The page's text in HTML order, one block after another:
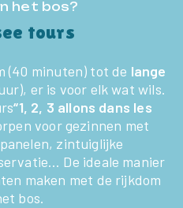
VENDÉE
het bos?
tours
(40 minuten) tot de lange
er is voor elk wat wils.
“1, 2, 3 allons dans les
voor gezinnen met
zintuiglijke
De ideale manier
maken met de rijkdom
bos.